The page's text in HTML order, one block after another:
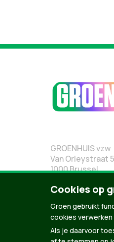
GROENHUIS vzw
Van Orleystraat
1000 Brussel
02 219 19 19
Cookies op
Groen gebruikt
cookies
Als je daarvoor